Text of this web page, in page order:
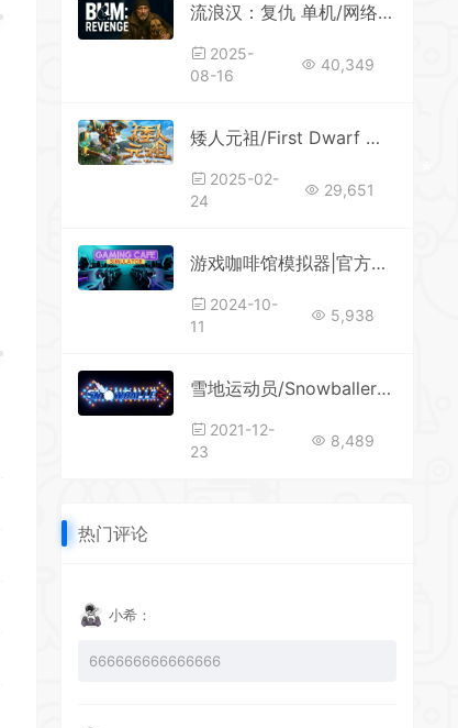
流浪汉：复仇 单机/网络联机
2025-
08-16
40,349
矮人元祖/First Dwarf 单机/同屏双人/网络联机（更新v0.662）
2025-02-
24
29,651
游戏咖啡馆模拟器|官方中文|Gaming Cafe Simulator
2024-10-
11
5,938
雪地运动员/Snowballer（v10.10.2020）
2021-12-
23
8,489
热门评论
小希：
666666666666666
*
*
*